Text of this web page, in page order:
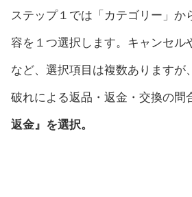
ステップ１では「カテゴリー」か
容を１つ選択します。キャンセル
など、選択項目は複数ありますが
破れによる返品・返金・交換の問
返金』を選択。